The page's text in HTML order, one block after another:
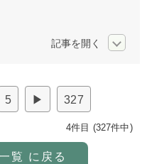
5 ▶ 327
4件目 (327件中)
覧 に戻る